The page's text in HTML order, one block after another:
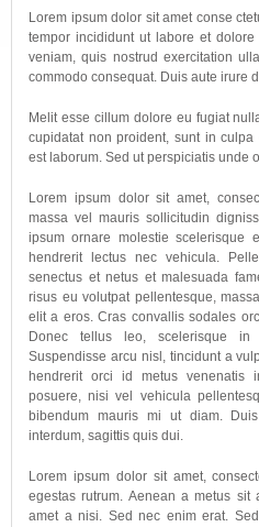
Lorem ipsum dolor sit amet conse
tempor incididunt ut labore et
veniam, quis nostrud exercitation
commodo consequat. Duis aute irure
Мelit esse cillum dolore eu fugiat
cupidatat non proident, sunt in
est laborum. Sed ut perspiciatis unde
Lorem ipsum dolor sit amet,
massa vel mauris sollicitudin
ipsum ornare molestie scelerisque
hendrerit lectus nec vehicula.
senectus et netus et malesuada
risus eu volutpat pellentesque,
elit a eros. Cras convallis sodales
Donec tellus leo, scelerisque
Suspendisse arcu nisl, tincidunt a
hendrerit orci id metus venenatis
posuere, nisi vel vehicula
bibendum mauris mi ut diam.
interdum, sagittis quis dui.
Lorem ipsum dolor sit amet,
egestas rutrum. Aenean a metus sit
amet a nisi. Sed nec enim erat.